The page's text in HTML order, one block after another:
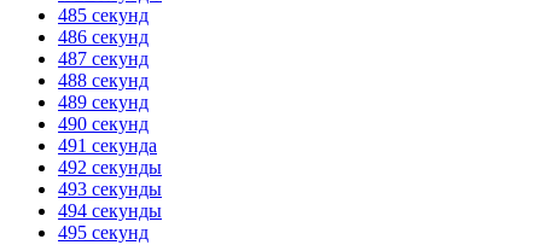
485 секунд
486 секунд
487 секунд
488 секунд
489 секунд
490 секунд
491 секунда
492 секунды
493 секунды
494 секунды
495 секунд